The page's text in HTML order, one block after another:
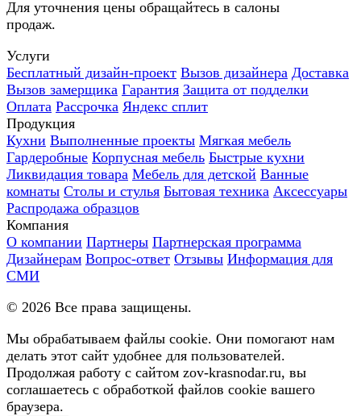
Для уточнения цены обращайтесь в салоны
продаж.
Услуги
Бесплатный дизайн-проект Вызов дизайнера Доставка
Вызов замерщика Гарантия Защита от подделки
Оплата Рассрочка Яндекс сплит
Продукция
Кухни Выполненные проекты Мягкая мебель
Гардеробные Корпусная мебель Быстрые кухни
Ликвидация товара Мебель для детской Ванные
комнаты Столы и стулья Бытовая техника Аксессуары
Распродажа образцов
Компания
О компании Партнеры Партнерская программа
Дизайнерам Вопрос-ответ Отзывы Информация для
СМИ
© 2026 Все права защищены.
Мы обрабатываем файлы cookie. Они помогают нам
делать этот сайт удобнее для пользователей.
Продолжая работу с сайтом zov-krasnodar.ru, вы
соглашаетесь с обработкой файлов cookie вашего
браузера.